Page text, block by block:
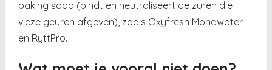
baking soda (bindt en neutraliseert de zuren die
vieze geuren afgeven), zoals Oxyfresh Mondwater
en RyttPro.